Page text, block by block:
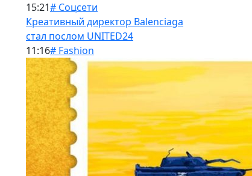
15:21# Соцсети
Креативный директор Balenciaga
стал послом UNITED24
11:16# Fashion